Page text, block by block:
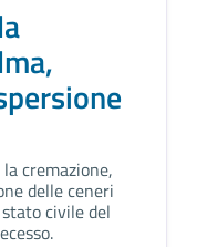
cremazione,
delle ceneri
civile del